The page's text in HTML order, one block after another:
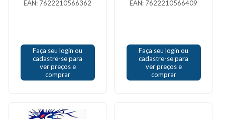
EAN: 7622210566362
Faça seu login ou
cadastre-se para
ver preços e
comprar
EAN: 7622210566409
Faça seu login ou
cadastre-se para
ver preços e
comprar